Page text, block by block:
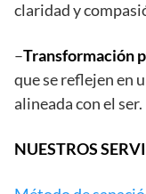
claridad y
–Transformación
que se reflejen en
alineada con el ser.
NUESTROS